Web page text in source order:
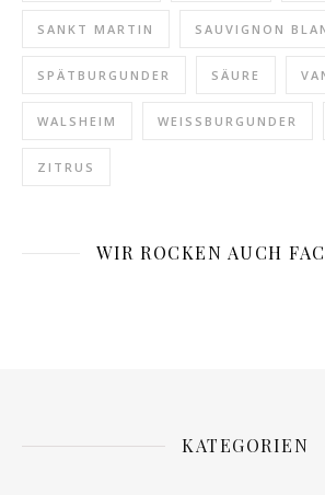
SANKT MARTIN SAUVIGNON
SPÄTBURGUNDER SÄURE
WALSHEIM WEISSBURGUNDER
ZITRUS
WIR ROCKEN AUCH
KATEGORIEN